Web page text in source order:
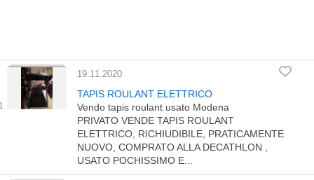
19.11.2020
TAPIS ROULANT ELETTRICO
Vendo tapis roulant usato Modena
PRIVATO VENDE TAPIS ROULANT
ELETTRICO, RICHIUDIBILE, PRATICAMENTE
NUOVO, COMPRATO ALLA DECATHLON ,
USATO POCHISSIMO E...